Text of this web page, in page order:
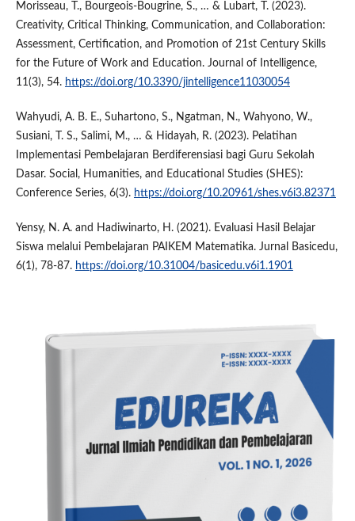
Morisseau, T., Bourgeois‐Bougrine, S., … & Lubart, T. (2023).
Creativity, Critical Thinking, Communication, and Collaboration:
Assessment, Certification, and Promotion of 21st Century Skills
for the Future of Work and Education. Journal of Intelligence,
11(3), 54. https://doi.org/10.3390/jintelligence11030054
Wahyudi, A. B. E., Suhartono, S., Ngatman, N., Wahyono, W.,
Susiani, T. S., Salimi, M., … & Hidayah, R. (2023). Pelatihan
Implementasi Pembelajaran Berdiferensiasi bagi Guru Sekolah
Dasar. Social, Humanities, and Educational Studies (SHES):
Conference Series, 6(3). https://doi.org/10.20961/shes.v6i3.82371
Yensy, N. A. and Hadiwinarto, H. (2021). Evaluasi Hasil Belajar
Siswa melalui Pembelajaran PAIKEM Matematika. Jurnal Basicedu,
6(1), 78-87. https://doi.org/10.31004/basicedu.v6i1.1901